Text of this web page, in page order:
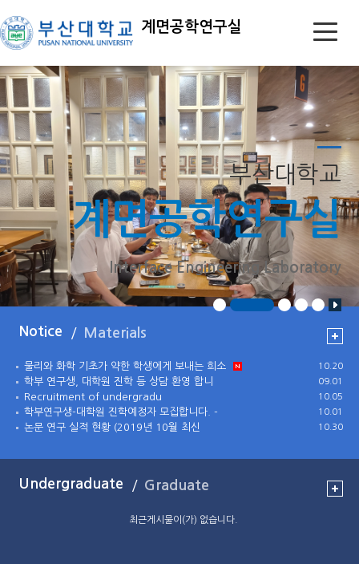
계면공학연구실
물리와 화학 기초가 약한 학생에게 보내는 희소 10.20
학부 연구생, 대학원 진학 등 상담 환영 합니 09.01
Recruitment of undergradu 10.05
학부연구생-대학원 진학예정자 모집합니다. - 10.01
논문 연구 실적 현황 (2019년 10월 최신 10.30
부산대학교
계면공학연구실
Interface Engineering Laboratory
최근게시물이(가) 없습니다.